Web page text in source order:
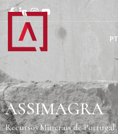
PT
ASSIMAGRA
Recursos Minerais de Portugal